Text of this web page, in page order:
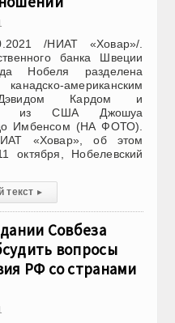
/НИАТ «Ховар»/.
банка Швеции
Нобеля разделена
американским
Дэвидом Кардом и
из США Джошуа
Имбенсом (НА ФОТО).
«Ховар», об этом
октября, Нобелевский
текст ▸
Совбеза
вопросы
РФ со странами